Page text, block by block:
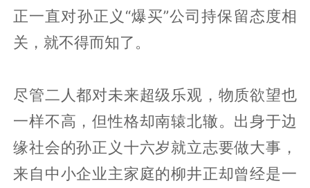
正一直对孙正义“爆买”公司持保留态度相
关，就不得而知了。
尽管二人都对未来超级乐观，物质欲望也
一样不高，但性格却南辕北辙。出身于边
缘社会的孙正义十六岁就立志要做大事，
来自中小企业主家庭的柳井正却曾经是一